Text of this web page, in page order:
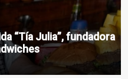
“Tía Julia”, fundadora